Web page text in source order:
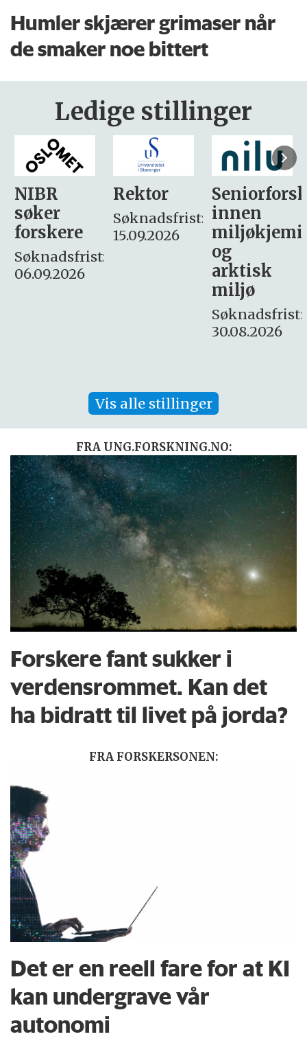
Humler skjærer grimaser når
de smaker noe bittert
Ledige stillinger
Rektor
Søknadsfrist:
15.09.2026
Seniorforsker
innen
miljøkjemi
søker
– fast
Søknadsfrist:
16. august.
Vis alle stillinger
FRA UNG.FORSKNING.NO:
Forskere fant sukker i
verdensrommet. Kan det
ha bidratt til livet på jorda?
FRA FORSKERSONEN:
Det er en reell fare for at KI
kan undergrave vår
autonomi